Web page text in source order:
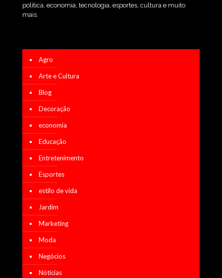
política, economia, tecnologia, esportes, cultura e muito
mais.
Agro
Arte e Cultura
Blog
Decoração
economia
Educação
Entretenimento
Esportes
estilo de vida
Jardim
Marketing
Moda
Negócios
Nótícias